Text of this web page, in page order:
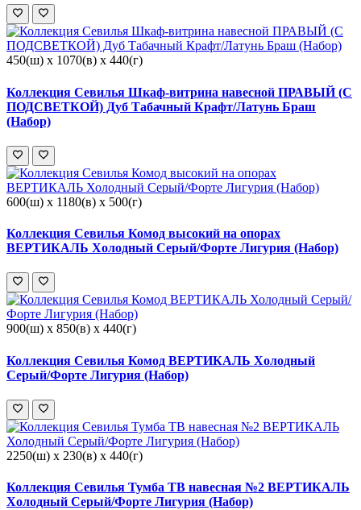
450(ш) x 1070(в) x 440(г)
Коллекция Севилья Шкаф-витрина навесной ПРАВЫЙ (С
ПОДСВЕТКОЙ) Дуб Табачный Крафт/Латунь Браш
(Набор)
600(ш) x 1180(в) x 500(г)
Коллекция Севилья Комод высокий на опорах
ВЕРТИКАЛЬ Холодный Серый/Форте Лигурия (Набор)
900(ш) x 850(в) x 440(г)
Коллекция Севилья Комод ВЕРТИКАЛЬ Холодный
Серый/Форте Лигурия (Набор)
2250(ш) x 230(в) x 440(г)
Коллекция Севилья Тумба ТВ навесная №2 ВЕРТИКАЛЬ
Холодный Серый/Форте Лигурия (Набор)